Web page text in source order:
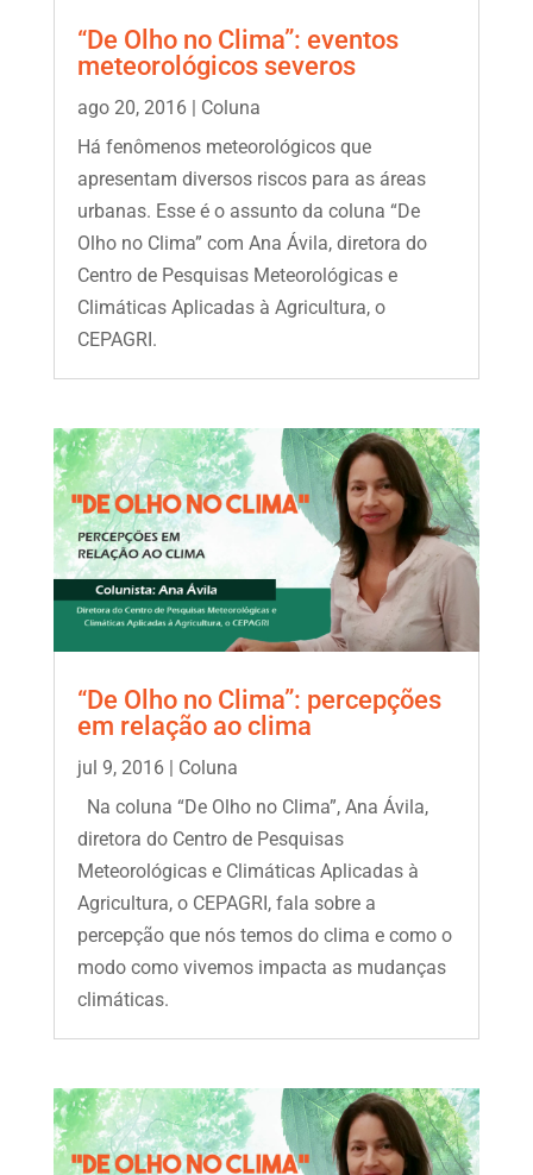
“De Olho no Clima”: eventos
meteorológicos severos
ago 20, 2016| Coluna
Há fenômenos meteorológicos que
apresentam diversos riscos para as áreas
urbanas. Esse é o assunto da coluna “De
Olho no Clima” com Ana Ávila, diretora do
Centro de Pesquisas Meteorológicas e
Climáticas Aplicadas à Agricultura, o
CEPAGRI.
“De Olho no Clima”: percepções
em relação ao clima
jul 9, 2016| Coluna
Na coluna “De Olho no Clima”, Ana Ávila,
diretora do Centro de Pesquisas
Meteorológicas e Climáticas Aplicadas à
Agricultura, o CEPAGRI, fala sobre a
percepção que nós temos do clima e como o
modo como vivemos impacta as mudanças
climáticas.